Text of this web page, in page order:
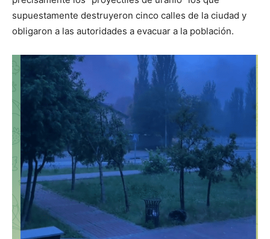
supuestamente destruyeron cinco calles de la ciudad y
obligaron a las autoridades a evacuar a la población.